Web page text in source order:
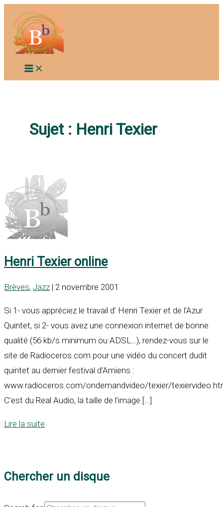
contenu
Sujet : Henri Texier
Henri Texier online
Brèves, Jazz | 2 novembre 2001
Si 1- vous appréciez le travail d’ Henri Texier et de l’Azur
Quintet, si 2- vous avez une connexion internet de bonne
qualité (56 kb/s minimum ou ADSL…), rendez-vous sur le
site de Radioceros.com pour une vidéo du concert dudit
quintet au dernier festival d’Amiens :
www.radioceros.com/ondemandvideo/texier/
C’est du Real Audio, la taille de l’image […]
Lire la suite
Chercher un disque